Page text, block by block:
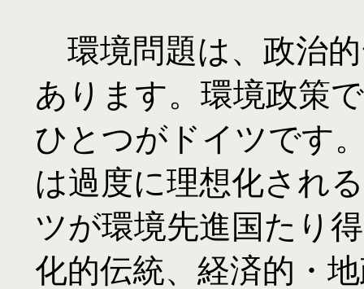
環境問題は、政治
あります。環境政策
ひとつがドイツです
は過度に理想化され
ツが環境先進国たり
化的伝統、経済的・